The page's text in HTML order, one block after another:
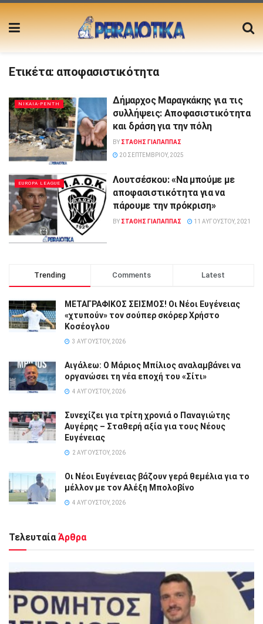
Ετικέτα: αποφασιστικότητα
ΝΙΚΑΙΑ-ΡΕΝΤΗ
Δήμαρχος Μαραγκάκης για τις
συλλήψεις: Αποφασιστικότητα
και δράση για την πόλη
BY ΣΤΑΘΗΣ ΓΊΑΠΑΠΠΑΣ
20 ΣΕΠΤΕΜΒΡΊΟΥ, 2025
EUROPA LEAGUE
Λουτσέσκου: «Να μπούμε με
αποφασιστικότητα για να
πάρουμε την πρόκριση»
BY ΣΤΑΘΗΣ ΓΊΑΠΑΠΠΑΣ 11 ΑΥΓΟΎΣΤΟΥ, 2021
Trending Comments Latest
ΜΕΤΑΓΡΑΦΙΚΟΣ ΣΕΙΣΜΟΣ! Οι Νέοι Ευγένειας
«χτυπούν» τον σούπερ σκόρερ Χρήστο
Κοσέογλου
3 ΑΥΓΟΎΣΤΟΥ, 2026
Αιγάλεω: Ο Μάριος Μπίλιος αναλαμβάνει να
οργανώσει τη νέα εποχή του «Σίτι»
4 ΑΥΓΟΎΣΤΟΥ, 2026
Συνεχίζει για τρίτη χρονιά ο Παναγιώτης
Αυγέρης – Σταθερή αξία για τους Νέους
Ευγένειας
2 ΑΥΓΟΎΣΤΟΥ, 2026
Οι Νέοι Ευγένειας βάζουν γερά θεμέλια για το
μέλλον με τον Αλέξη Μπολοβίνο
4 ΑΥΓΟΎΣΤΟΥ, 2026
Τελευταία Άρθρα